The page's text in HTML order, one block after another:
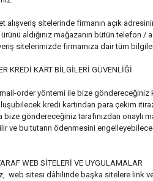
alışveriş sitelerinde firmanın açık
aldığınız mağazanın bütün telefon
sitelerimizde firmamıza dair tüm
KREDİ KART BİLGİLERİ GÜVENLİĞİ
order yöntemi ile bize
kredi kartından para çekim
bize göndereceğiniz tarafınızdan
ve bu tutarın ödenmesini
WEB SİTELERİ VE UYGULAMALAR
web sitesi dâhilinde başka sitelere link